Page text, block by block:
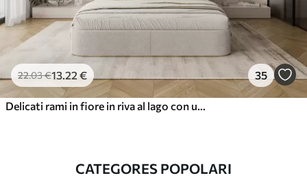
22.03€13 .22 € 35
CATEGORES POPOLARI